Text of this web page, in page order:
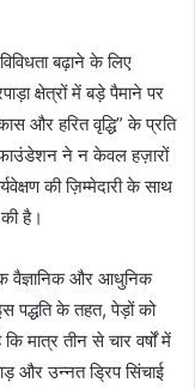
बढ़ाने के लिए
क्षेत्रों में बड़े पैमाने पर
और हरित वृद्धि” के प्रति
फाउंडेशन ने न केवल हज़ारों
की ज़िम्मेदारी के साथ
है।
एक वैज्ञानिक और आधुनिक
के तहत, पेड़ों को
मात्र तीन से चार वर्षों में
और उन्नत ड्रिप सिंचाई